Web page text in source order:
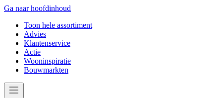
Ga naar hoofdinhoud
Toon hele assortiment
Advies
Klantenservice
Actie
Wooninspiratie
Bouwmarkten